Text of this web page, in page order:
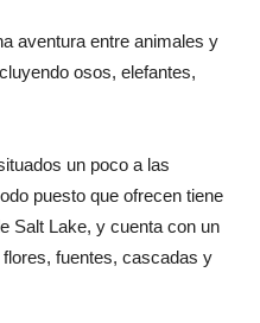
aventura entre animales y
osos, elefantes,
un poco a las
puesto que ofrecen tiene
Salt Lake, y cuenta con un
fuentes, cascadas y